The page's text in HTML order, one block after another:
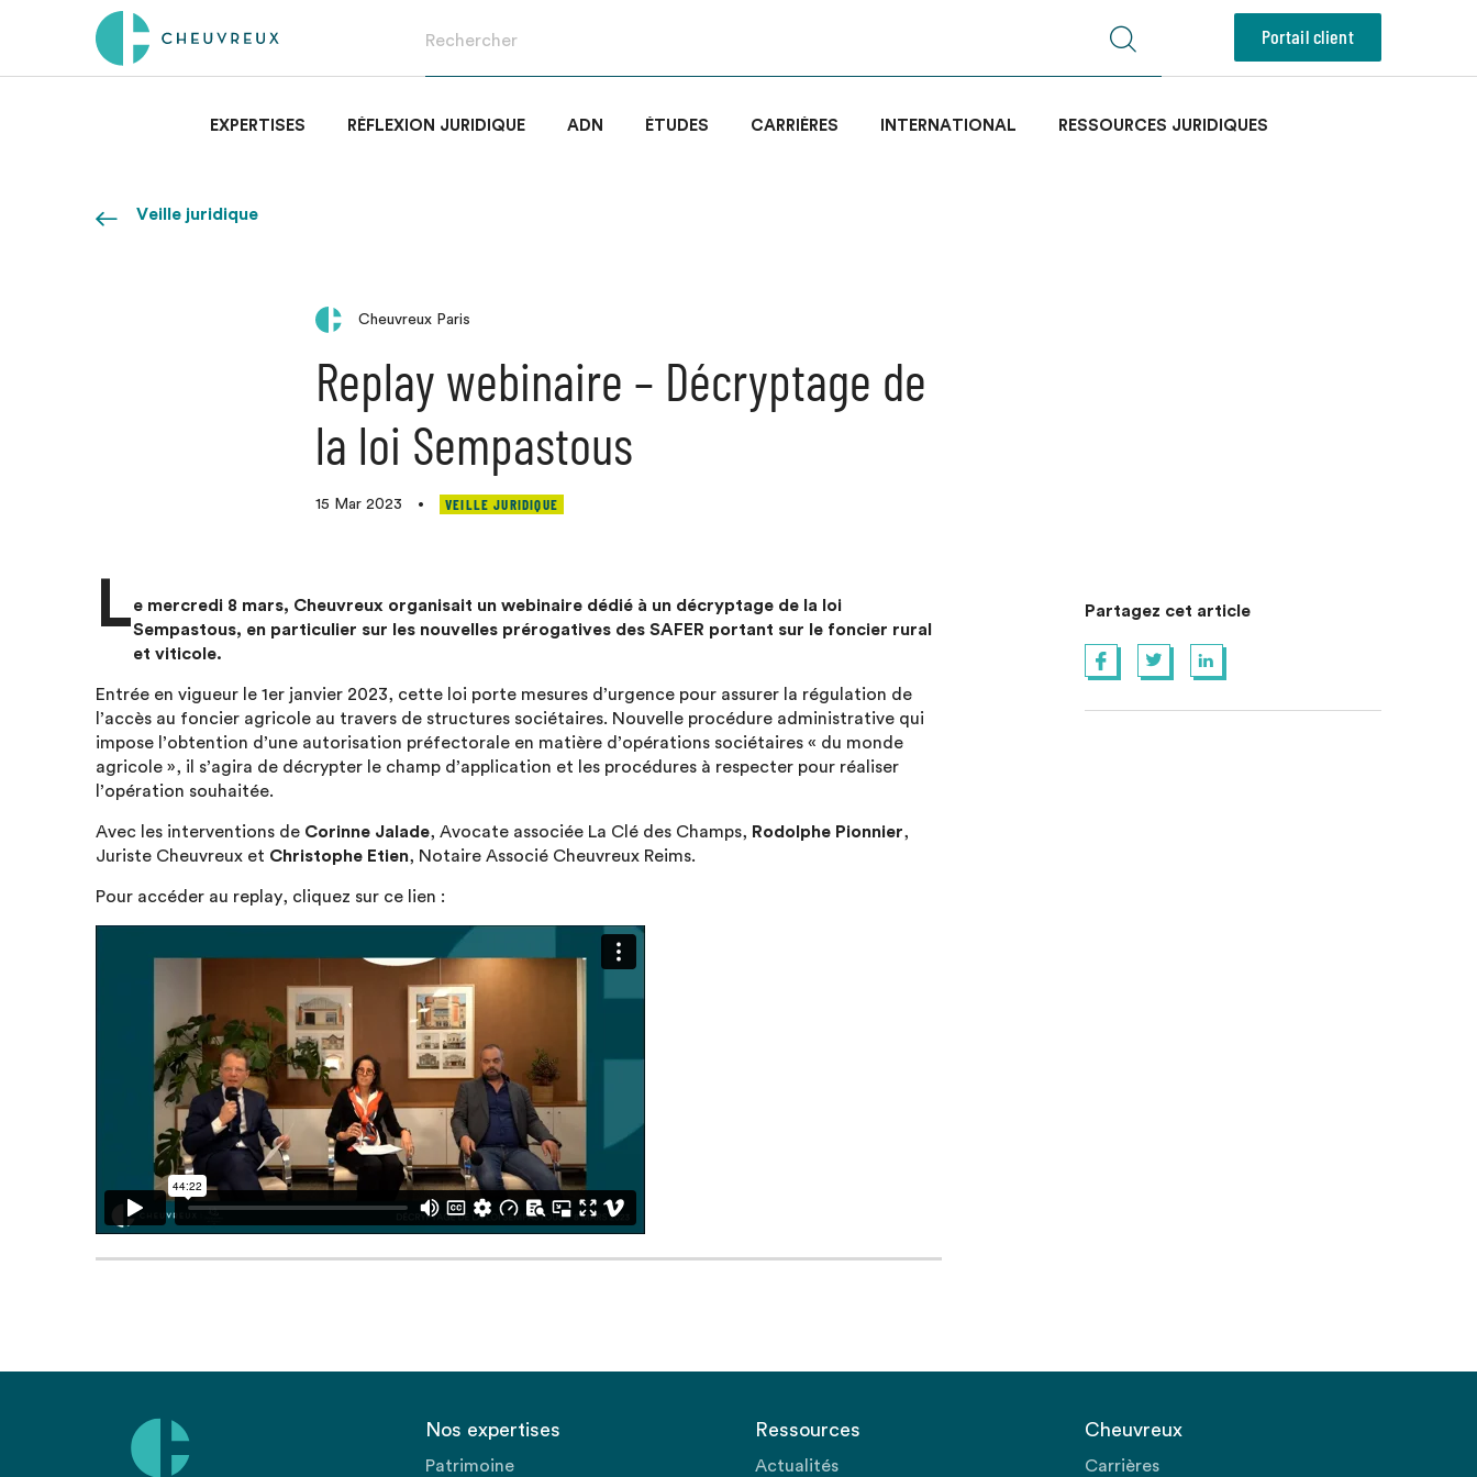
Portail client
EXPERTISES RÉFLEXION JURIDIQUE ADN ÉTUDES CARRIÈRES INTERNATIONAL RESSOURCES JURIDIQUES
Veille juridique
Cheuvreux Paris
Replay webinaire – Décryptage de
la loi Sempastous
15 Mar 2023 • VEILLE JURIDIQUE
Le mercredi 8 mars, Cheuvreux organisait un webinaire dédié à un décryptage de la loi
Sempastous, en particulier sur les nouvelles prérogatives des SAFER portant sur le foncier rural
et viticole.
Entrée en vigueur le 1er janvier 2023, cette loi porte mesures d’urgence pour assurer la régulation de
l’accès au foncier agricole au travers de structures sociétaires. Nouvelle procédure administrative qui
impose l’obtention d’une autorisation préfectorale en matière d’opérations sociétaires « du monde
agricole », il s’agira de décrypter le champ d’application et les procédures à respecter pour réaliser
l’opération souhaitée.
Avec les interventions de Corinne Jalade, Avocate associée La Clé des Champs, Rodolphe Pionnier,
Juriste Cheuvreux et Christophe Etien, Notaire Associé Cheuvreux Reims.
Pour accéder au replay, cliquez sur ce lien :
Partagez cet article
Nos expertises
Patrimoine
Ressources
Actualités
Cheuvreux
Carrières